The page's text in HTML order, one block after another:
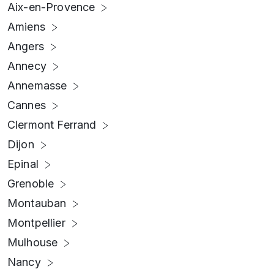
Aix-en-Provence
Amiens
Angers
Annecy
Annemasse
Cannes
Clermont Ferrand
Dijon
Epinal
Grenoble
Montauban
Montpellier
Mulhouse
Nancy